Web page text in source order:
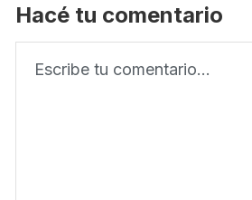
Hacé tu comentario